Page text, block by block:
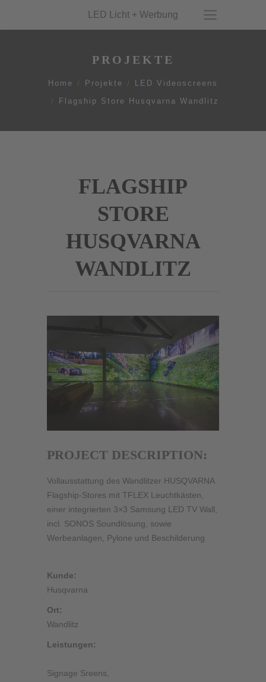
LED Licht + Werbung
PROJEKTE
Home Projekte
LED Videoscreens
Flagship Store Husqvarna Wandlitz
FLAGSHIP
STORE
HUSQVARNA
WANDLITZ
PROJECT DESCRIPTION:
Vollausstattung des Wandlitzer HUSQVARNA
Flagship-Stores mit TFLEX Leuchtkästen,
einer integrierten 3×3 Samsung LED TV Wall,
incl. SONOS Soundlösung, sowie
Werbeanlagen, Pylone und Beschilderung
Kunde:
Husqvarna
Ort:
Wandlitz
Leistungen:
Signage Sreens,